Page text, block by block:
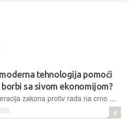
tehnologija pomoći
borbi sa sivom ekonomijom?
Nova generacija zakona protiv rada na crno mijenja odnos države, poduzetnika i građana. Pitanje više nije može li država pronaći prekršitelja nego može li moderna država u potpunosti suzbiti sivu ekonomiju. Ili je ipak riječ o fenomenu koji će uvijek pronalaziti nove oblike postojanja?
4